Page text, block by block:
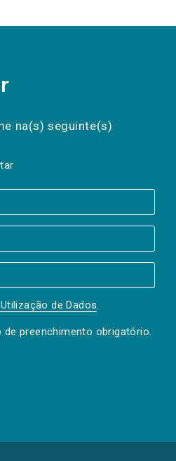
na(s) seguinte(s)
de Dados.
preenchimento obrigatório.